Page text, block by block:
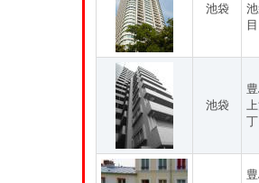
池袋
目
池袋